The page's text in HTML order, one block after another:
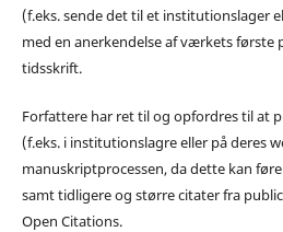
(f.eks. sende det til et institutionslager
med en anerkendelse af værkets
tidsskrift.
Forfattere har ret til og opfordres til at
(f.eks. i institutionslagre eller på deres
manuskriptprocessen, da dette kan
samt tidligere og større citater fra
Open Citations.